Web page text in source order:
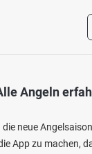
Angeln
neue
App zu machen,